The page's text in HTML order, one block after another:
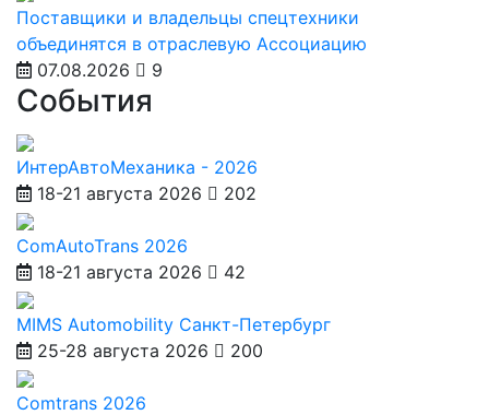
Поставщики и владельцы спецтехники
объединятся в отраслевую Ассоциацию
07.08.2026
9
События
ИнтерАвтоМеханика - 2026
18-21 августа 2026
202
ComAutoTrans 2026
18-21 августа 2026
42
MIMS Automobility Санкт-Петербург
25-28 августа 2026
200
Comtrans 2026